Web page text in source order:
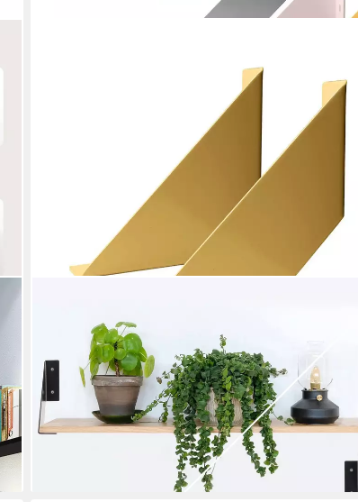
Wandmontage, Regalträger, schmal, 150mm Tiefe, Gelb
22,90 €
(11,45 €/ 1 Stk)
lieferbar - in 3-4 Werktagen bei dir